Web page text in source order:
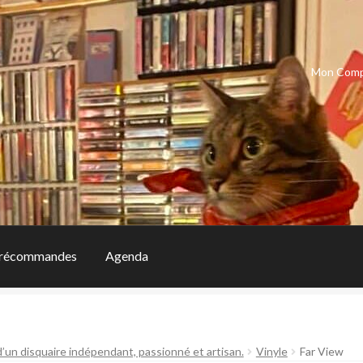
Mon
Agenda
disquaire indépendant, passionné et artisan. Vinyle Far View